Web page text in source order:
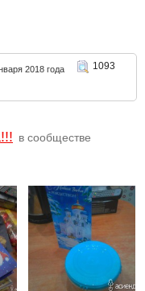
2018 года
1093
в сообществе